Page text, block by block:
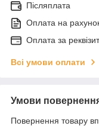
Післяплата
Оплата на
Оплата за
Всі умови оплати
Умови
Повернення товару